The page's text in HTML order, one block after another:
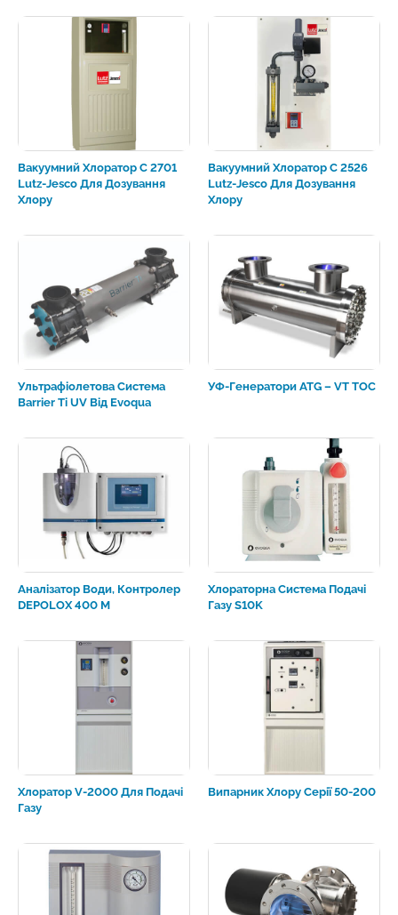
Вакуумний Хлоратор C 2701
Lutz-Jesco Для Дозування
Хлору
Вакуумний Хлоратор C 2526
Lutz-Jesco Для Дозування
Хлору
Ультрафіолетова Система
Barrier Ti UV Від Evoqua
УФ-Генератори ATG – VT TOC
Аналізатор Води, Контролер
DEPOLOX 400 M
Хлораторна Система Подачі
Газу S10K
Хлоратор V-2000 Для Подачі
Газу
Випарник Хлору Серії 50-200